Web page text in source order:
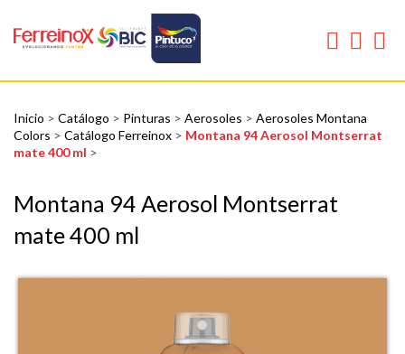
Inicio > Catálogo > Pinturas > Aerosoles > Aerosoles Montana
Colors > Catálogo Ferreinox > Montana 94 Aerosol Montserrat
mate 400 ml >
Montana 94 Aerosol Montserrat
mate 400 ml